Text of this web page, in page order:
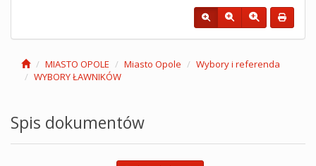
MIASTO OPOLE Miasto Opole
Wybory i referenda
WYBORY ŁAWNIKÓW
Spis dokumentów